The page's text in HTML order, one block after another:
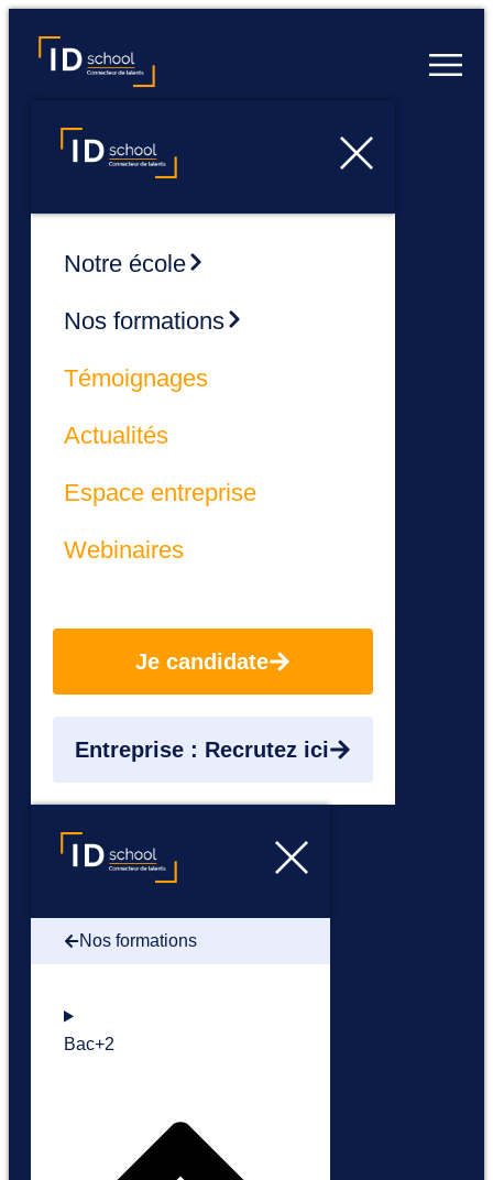
Notre école
Nos formations
Témoignages
Actualités
Espace entreprise
Webinaires
Je candidate
Entreprise : Recrutez ici
Nos formations
Bac+2